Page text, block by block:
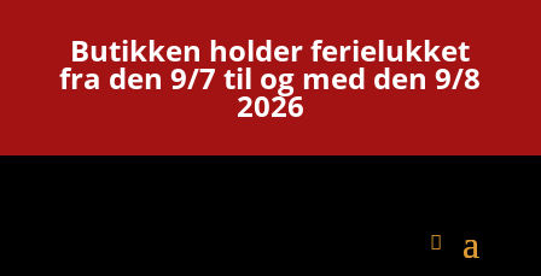
Butikken holder ferielukket
fra den 9/7 til og med den 9/8
2026